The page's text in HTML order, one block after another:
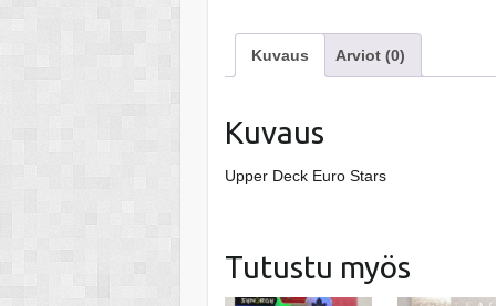
Kuvaus Arviot (0)
Kuvaus
Upper Deck Euro Stars
Tutustu myös